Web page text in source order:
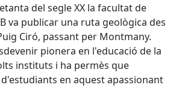
del segle XX la facultat de
va publicar una ruta geològica des
Ciró, passant per Montmany.
pionera en l'educació de la
instituts i ha permès que
en aquest apassionant